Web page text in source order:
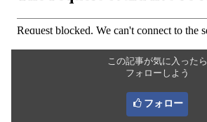
この記事が気に入ったら
フォローしよう
フォロー